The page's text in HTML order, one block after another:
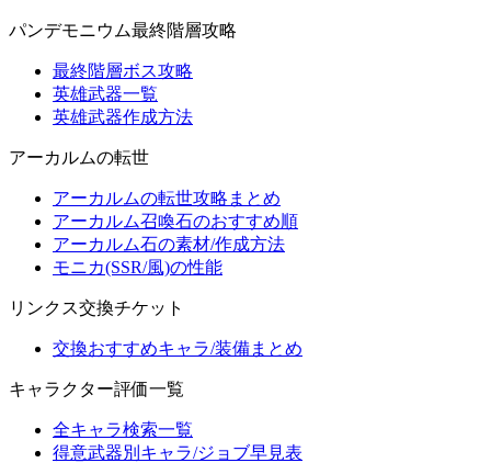
パンデモニウム最終階層攻略
最終階層ボス攻略
英雄武器一覧
英雄武器作成方法
アーカルムの転世
アーカルムの転世攻略まとめ
アーカルム召喚石のおすすめ順
アーカルム石の素材/作成方法
モニカ(SSR/風)の性能
リンクス交換チケット
交換おすすめキャラ/装備まとめ
キャラクター評価一覧
全キャラ検索一覧
得意武器別キャラ/ジョブ早見表